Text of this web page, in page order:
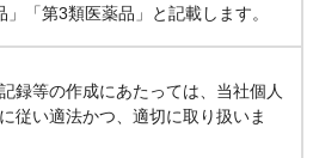
」「第3類医薬品」と記載します。
録等の作成にあたっては、当社個人
従い適法かつ、適切に取り扱いま